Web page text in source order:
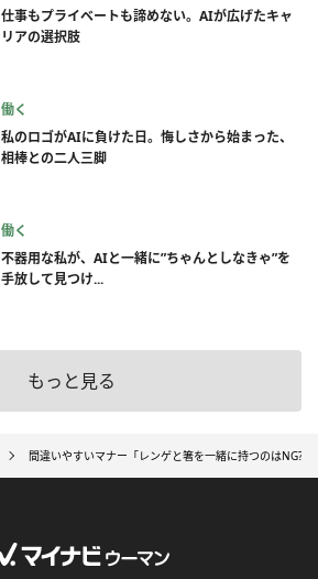
仕事もプライベートも諦めない。AIが広げたキャ
リアの選択肢
働く
私のロゴがAIに負けた日。悔しさから始まった、
相棒との二人三脚
働く
不器用な私が、AIと一緒に”ちゃんとしなきゃ”を
手放して見つけ...
もっと見る
間違いやすいマナー「レンゲと箸を一緒に持つのはNG?」